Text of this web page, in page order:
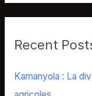
c
Recent
Kamanyola : La